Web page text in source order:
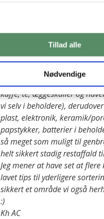
Tillad alle
Nødvendige
gå mere i dybden med i et
længe :)
I første omgang lige kort her; i
kommunens beholdere
plast/glas/metal, papir/pap,
Derudover sortere vi;
kaffe, te, æggeskaller og
vi selv i beholdere),
plast, elektronik, keramik/
papstykker, batterier i
så meget som muligt til
helt sikkert stadig restaffald
Jeg mener at have set at
lavet tips til yderligere
sikkert et område vi også
:)
Kh AC